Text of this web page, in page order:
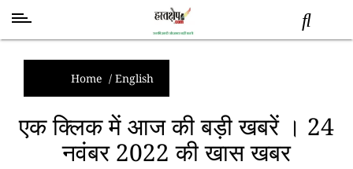
समाचार
स्तंभ
शब्द
राजनीति
Home / English
एक क्लिक में आज की बड़ी खबरें । 24
नवंबर 2022 की खास खबर